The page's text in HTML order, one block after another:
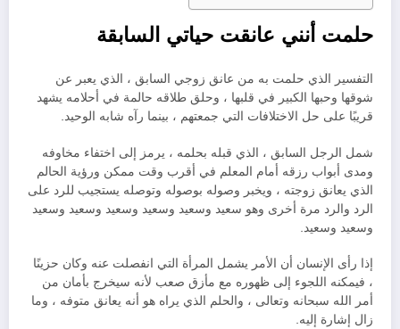
حلمت أنني عانقت حياتي السابقة
التفسير الذي حلمت به من عانق زوجي السابق ، الذي يعبر عن
شوقها وحبها الكبير في قلبها ، وحلق طلاقه حالمة في أحلامه يشهد
قريبًا على حل الاختلافات التي جمعتهم ، بينما رآه شابه الوحيد.
شمل الرجل السابق ، الذي قبله بحلمه ، يرمز إلى اختفاء مخاوفه
ومدى أبواب رزقه أمام المعلم في أقرب وقت ممكن ورؤية الحالم
الذي يعانق زوجته ، ويخبر وصوله بوصوله وتوصله يستجيب للرد على
الرد والرد مرة أخرى وهو سعيد وسعيد وسعيد وسعيد وسعيد وسعيد
وسعيد وسعيد.
إذا رأى الإنسان أن الأمر يشمل المرأة التي انفصلت عنه وكان حزينًا
، فيمكنه اللجوء إلى ظهوره مع مأزق صعب لأنه سيخرج بأمان من
أمر الله سبحانه وتعالى ، والحلم الذي يراه هو أنه يعانق متوفه ، وما
زال إشارة إليه.